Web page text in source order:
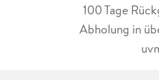
100 Tage
Abholung in